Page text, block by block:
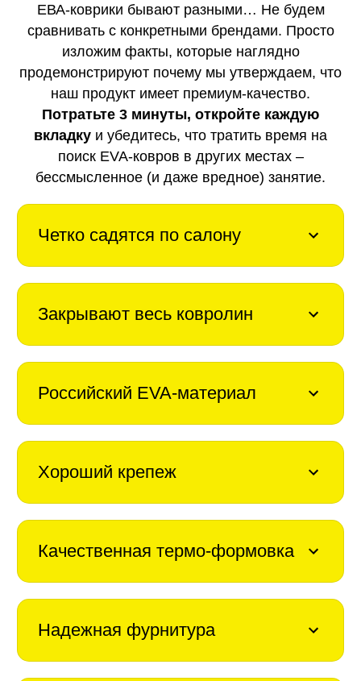
ЕВА-коврики бывают разными… Не будем
сравнивать с конкретными брендами. Просто
изложим факты, которые наглядно
продемонстрируют почему мы утверждаем, что
наш продукт имеет премиум-качество.
Потратьте 3 минуты, откройте каждую
вкладку и убедитесь, что тратить время на
поиск EVA-ковров в других местах –
бессмысленное (и даже вредное) занятие.
Четко садятся по салону
Закрывают весь ковролин
Российский EVA-материал
Хороший крепеж
Качественная термо-формовка
Надежная фурнитура